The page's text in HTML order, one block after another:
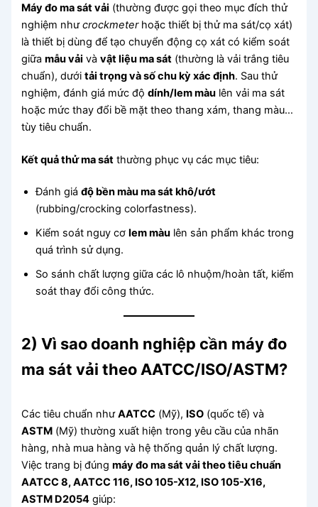
Máy đo ma sát vải (thường được gọi theo mục đích thử
nghiệm nhưcrockmeterhoặc thiết bị thử ma sát/cọ xát)
là thiết bị dùng để tạo chuyển động cọ xát có kiểm soát
giữamẫu vải vàvật liệu ma sát (thường là vải trắng tiêu
chuẩn), dướitải trọng và số chu kỳ xác định. Sau thử
nghiệm, đánh giá mức độdính/lem màu lên vải ma sát
hoặc mức thay đổi bề mặt theo thang xám, thang màu…
tùy tiêu chuẩn.
Kết quả thử ma sát thường phục vụ các mục tiêu:
Đánh giáđộ bền màu ma sát khô/ướt
(rubbing/crocking colorfastness).
Kiểm soát nguy cơ lem màu lên sản phẩm khác trong
quá trình sử dụng.
So sánh chất lượng giữa các lô nhuộm/hoàn tất, kiểm
soát thay đổi công thức.
2) Vì sao doanh nghiệp cần máy đo
ma sát vải theo AATCC/ISO/ASTM?
Các tiêu chuẩn nhưAATCC (Mỹ), ISO (quốc tế) và
ASTM (Mỹ) thường xuất hiện trong yêu cầu của nhãn
hàng, nhà mua hàng và hệ thống quản lý chất lượng.
Việc trang bị đúngmáy đo ma sát vải theo tiêu chuẩn
AATCC 8, AATCC 116, ISO 105-X12, ISO 105-X16,
ASTM D2054 giúp: